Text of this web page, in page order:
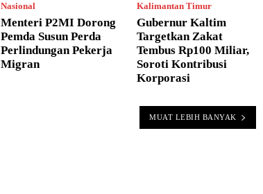
Nasional
Menteri P2MI Dorong
Pemda Susun Perda
Perlindungan Pekerja
Migran
Kalimantan Timur
Gubernur Kaltim
Targetkan Zakat
Tembus Rp100 Miliar,
Soroti Kontribusi
Korporasi
MUAT LEBIH BANYAK